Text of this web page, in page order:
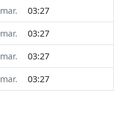
mar.
03:27
mar.
03:27
mar.
03:27
mar. 03:27